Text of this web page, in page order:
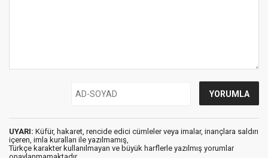
UYARI: Küfür, hakaret, rencide edici cümleler veya imalar, inançlara saldırı
içeren, imla kuralları ile yazılmamış,
Türkçe karakter kullanılmayan ve büyük harflerle yazılmış yorumlar